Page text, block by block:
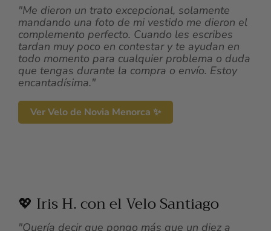
"Me dieron un trato excepcional, solamente
mandando una foto de mi vestido me dieron el
complemento perfecto. Cuando les escribes
tardan muy poco en contestar y te ayudan en
todo momento para cualquier problema o duda
que tengas durante la compra o envío. Estoy
encantadísima."
Ver Velo de Novia Menorca ✨
💖 Iris H. con el Velo Santiago
"Quería decir que pongo más que un diez a